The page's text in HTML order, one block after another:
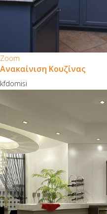
Zoom
Ανακαίνιση Κουζίνας
kfdomisi